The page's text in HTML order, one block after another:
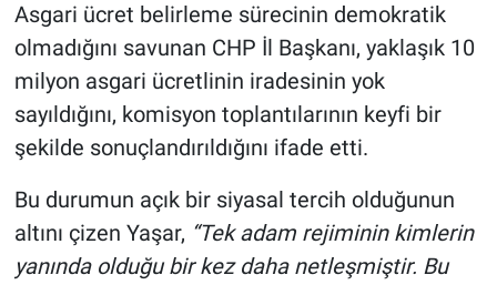
Asgari ücret belirleme sürecinin demokratik
olmadığını savunan CHP İl Başkanı, yaklaşık 10
milyon asgari ücretlinin iradesinin yok
sayıldığını, komisyon toplantılarının keyfi bir
şekilde sonuçlandırıldığını ifade etti.
Bu durumun açık bir siyasal tercih olduğunun
altını çizen Yaşar, “Tek adam rejiminin kimlerin
yanında olduğu bir kez daha netleşmiştir. Bu